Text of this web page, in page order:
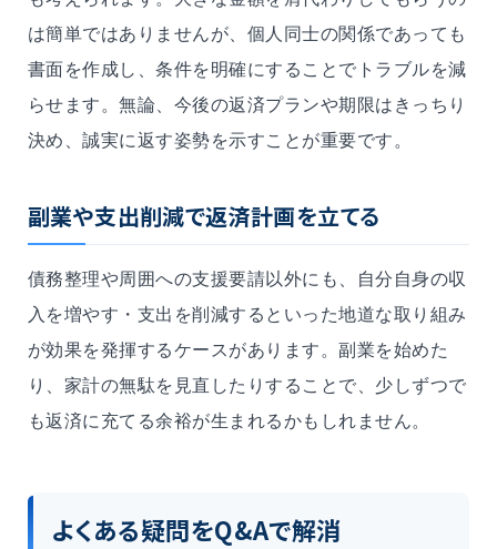
は簡単ではありませんが、個人同士の関係であっても
書面を作成し、条件を明確にすることでトラブルを減
らせます。無論、今後の返済プランや期限はきっちり
決め、誠実に返す姿勢を示すことが重要です。
副業や支出削減で返済計画を立てる
債務整理や周囲への支援要請以外にも、自分自身の収
入を増やす・支出を削減するといった地道な取り組み
が効果を発揮するケースがあります。副業を始めた
り、家計の無駄を見直したりすることで、少しずつで
も返済に充てる余裕が生まれるかもしれません。
よくある疑問をQ&Aで解消